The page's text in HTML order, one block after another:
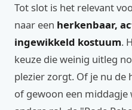
Tot slot is het relevant
naar een herkenbaar,
ingewikkeld kostuum.
keuze die weinig uitleg
plezier zorgt. Of je nu de
of gewoon een